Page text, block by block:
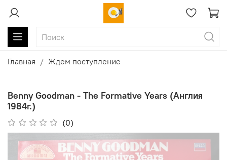
Главная Ждем поступление
Benny Goodman - The Formative Years (Англия
1984г.)
(0)